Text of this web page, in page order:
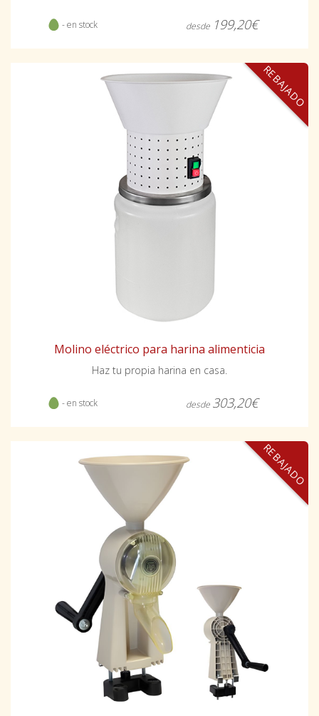
- en stock desde 199,20€
REBAJADO
Molino eléctrico para harina alimenticia
Haz tu propia harina en casa.
- en stock desde 303,20€
REBAJADO